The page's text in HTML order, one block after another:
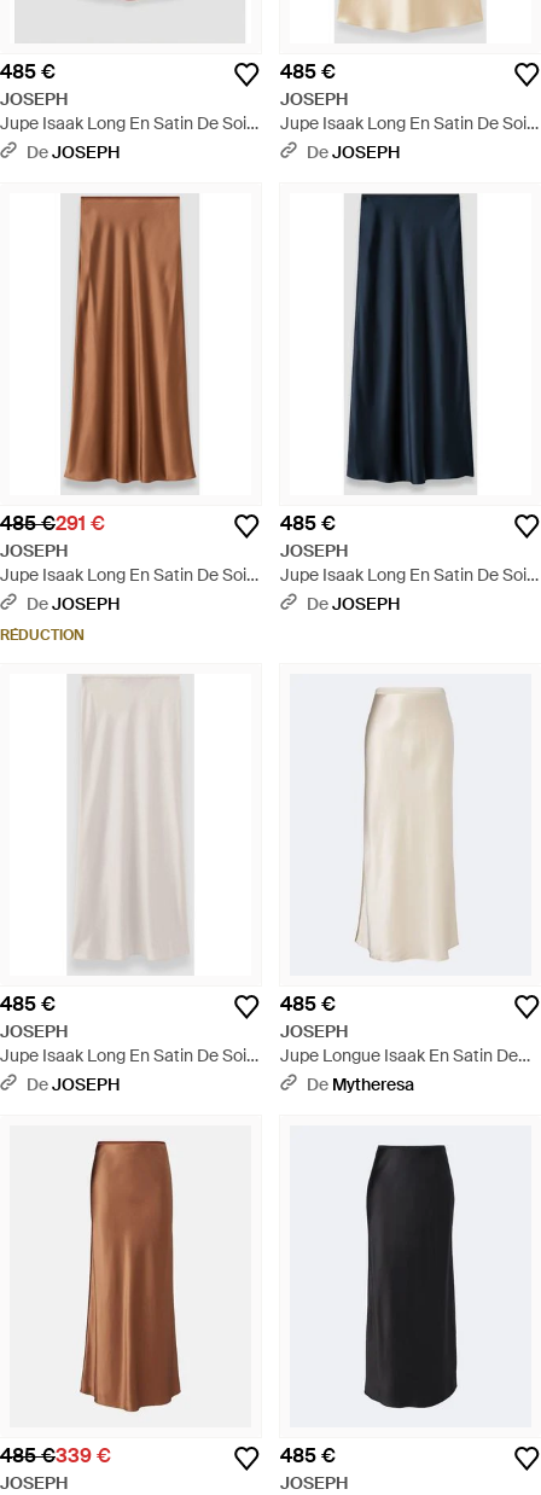
485 €
JOSEPH
Jupe Isaak Long En Satin De Soie
- Rouge
DeJOSEPH
485 €
JOSEPH
Jupe Isaak Long En Satin De Soie
- Neutre
DeJOSEPH
485 €291 €
JOSEPH
Jupe Isaak Long En Satin De Soie
- Neutre
DeJOSEPH
RÉDUCTION
485 €
JOSEPH
Jupe Isaak Long En Satin De Soie
- Bleu
DeJOSEPH
485 €
JOSEPH
Jupe Isaak Long En Satin De Soie
- Noir
DeJOSEPH
485 €
JOSEPH
Jupe Longue Isaak En Satin De
Soie - Neutre
De Mytheresa
485 €339 €
JOSEPH
485 €
JOSEPH